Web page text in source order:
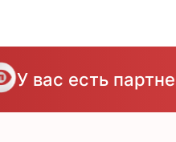
У вас есть